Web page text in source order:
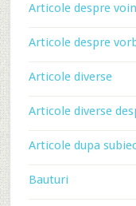
Articole despre
Articole despre
Articole diverse
Articole diverse
Articole dupa
Bauturi